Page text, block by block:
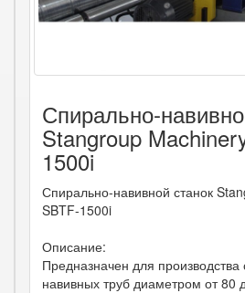
Спирально-
Stangroup
1500i
Спирально-навивной станок
SBTF-1500i
Описание:
Предназначен для
навивных труб диаметром от